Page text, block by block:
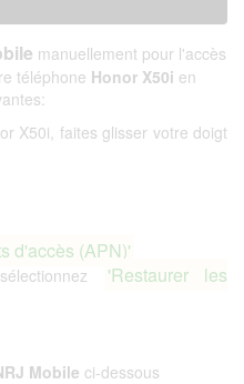
manuellement pour l'accès
téléphone Honor X50i en
X50i, faites glisser votre doigt
d'accès (APN)'
'Restaurer les
Mobile ci-dessous